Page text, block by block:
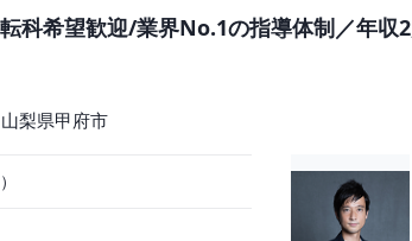
科希望歓迎/業界No.1の指導体制／年収
山梨県甲府市